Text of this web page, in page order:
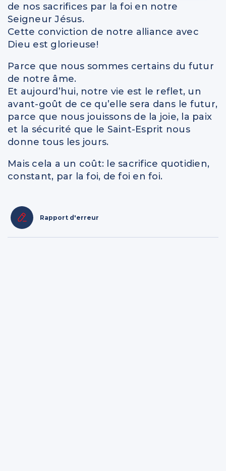
de nos sacrifices par la foi en notre
Seigneur Jésus.
Cette conviction de notre alliance avec
Dieu est glorieuse!
Parce que nous sommes certains du futur
de notre âme.
Et aujourd’hui, notre vie est le reflet, un
avant-goût de ce qu’elle sera dans le futur,
parce que nous jouissons de la joie, la paix
et la sécurité que le Saint-Esprit nous
donne tous les jours.
Mais cela a un coût: le sacrifice quotidien,
constant, par la foi, de foi en foi.
Rapport d'erreur